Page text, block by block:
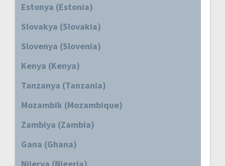
Estonya (Estonia)
Slovakya (Slovakia)
Slovenya (Slovenia)
Kenya (Kenya)
Tanzanya (Tanzania)
Mozambik (Mozambique)
Zambiya (Zambia)
Gana (Ghana)
Nijerya (Nigeria)